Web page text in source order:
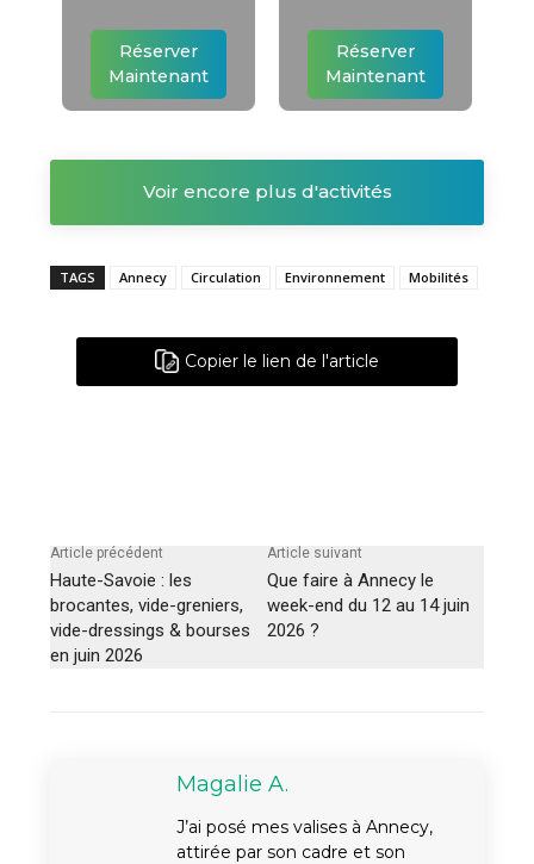
Réserver
Maintenant
Réserver
Maintenant
Voir encore plus d'activités
TAGS Annecy Circulation Environnement Mobilités
Copier le lien de l'article
Article précédent
Haute-Savoie : les
brocantes, vide-greniers,
vide-dressings & bourses
en juin 2026
Article suivant
Que faire à Annecy le
week-end du 12 au 14 juin
2026 ?
Magalie A.
J’ai posé mes valises à Annecy,
attirée par son cadre et son